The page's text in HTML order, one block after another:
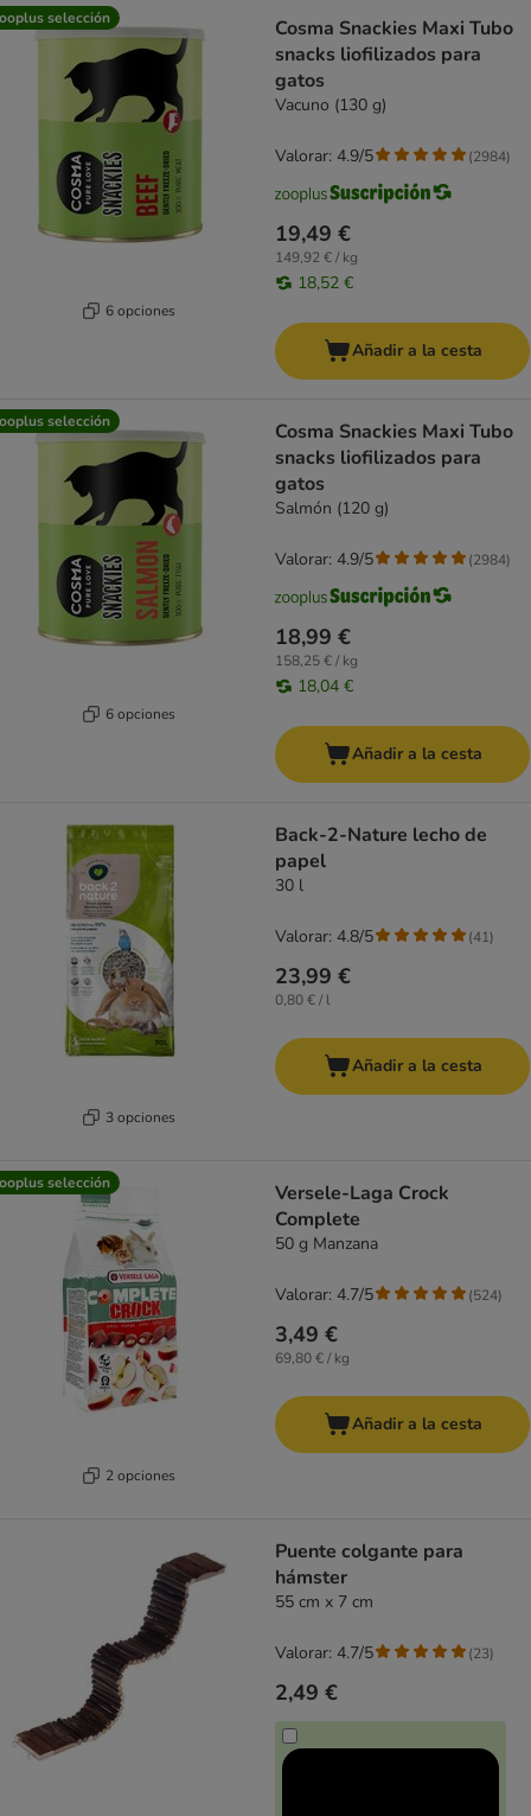
selección
6 opciones
Cosma Snackies Maxi Tubo
snacks liofilizados para
gatos
Vacuno (130 g)
19,49 €
149,92 € / kg
18,52 €
Valorar: 4.9/5 (2984)
Añadir a la cesta
selección
6 opciones
Cosma Snackies Maxi Tubo
snacks liofilizados para
gatos
Salmón (120 g)
18,99 €
158,25 € / kg
18,04 €
Valorar: 4.9/5 (2984)
Añadir a la cesta
3 opciones
Back-2-Nature lecho de
papel
30 l
23,99 €
0,80 € / l
Valorar: 4.8/5 (41)
Añadir a la cesta
selección
2 opciones
Versele-Laga Crock
Complete
50 g Manzana
3,49 €
69,80 € / kg
Valorar: 4.7/5 (524)
Añadir a la cesta
Puente colgante para
hámster
55 cm x 7 cm
2,49 €
Valorar: 4.7/5 (23)